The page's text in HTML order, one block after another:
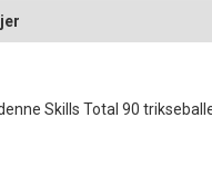
Skills Total 90